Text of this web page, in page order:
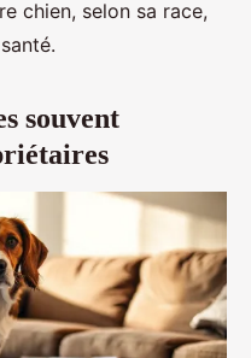
chien, selon sa race,
souvent